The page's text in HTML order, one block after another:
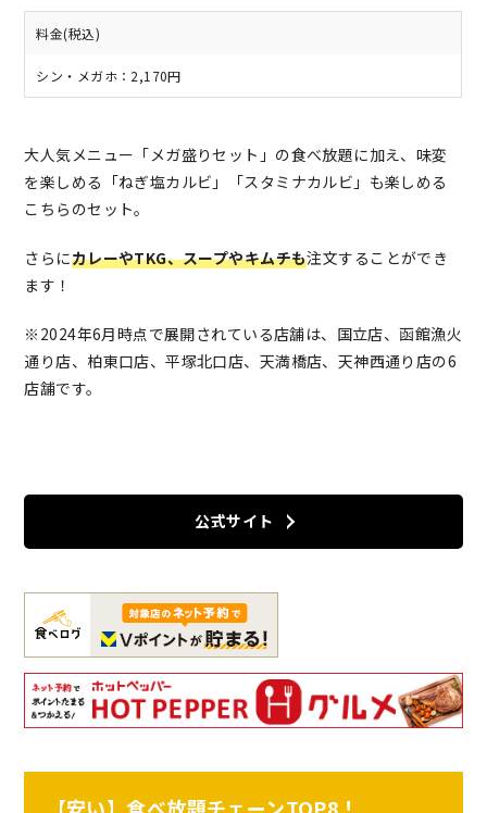
料金(税込)
シン・メガホ：2,170円
大人気メニュー「メガ盛りセット」の食べ放題に加え、味変
を楽しめる「ねぎ塩カルビ」「スタミナカルビ」も楽しめる
こちらのセット。
さらにカレーやTKG、スープやキムチも注文することができ
ます！
※2024年6月時点で展開されている店舗は、国立店、函館漁火
通り店、柏東口店、平塚北口店、天満橋店、天神西通り店の6
店舗です。
公式サイト
【安い】食べ放題チェーンTOP8！